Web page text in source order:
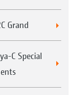
Grand
C Special